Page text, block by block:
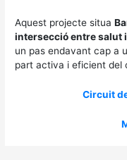
Aquest projecte situa
intersecció entre salut
un pas endavant cap a
part activa i eficient
Circuit